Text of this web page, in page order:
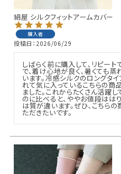
ブランドから探す
特集
読み物
お問い合わせ
ログアウト
絹屋 シルクフィットアームカバー
購入者
投稿日 2026/06/29
しばらく前に購入して、リピー
で、着け心地が良く、暑くても蒸
います。冷感シルクのロングタ
れて気に入っているこちらの商
ました。これからたくさん活躍し
のに比べると、ややお値段はは
は質が違います。ぜひ、こちら
ただきたいです。